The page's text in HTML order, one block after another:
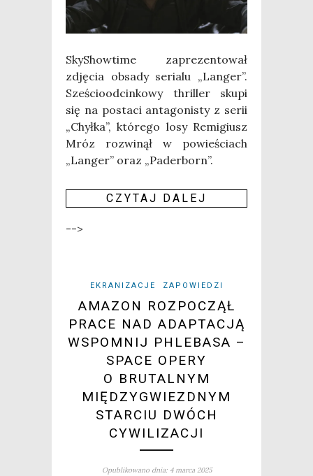
Sky­Show­ti­me zapre­zen­to­wał
zdję­cia obsa­dy seria­lu „Lan­ger”.
Sze­ścio­od­cin­ko­wy thril­ler sku­pi
się na posta­ci anta­go­ni­sty z serii
„Chył­ka”, któ­re­go losy Remi­giusz
Mróz roz­wi­nął w powie­ściach
„Lan­ger” oraz „Pader­born”.
CZY­TAJ DALEJ
-->
EKRANIZACJE ZAPOWIEDZI
AMAZON ROZPOCZĄŁ
PRACE NAD ADAPTACJĄ
WSPOMNIJ PHLEBASA –
SPACE OPERY
O BRUTALNYM
MIĘDZYGWIEZDNYM
STARCIU DWÓCH
CYWILIZACJI
Opublikowano dnia: 4 marca 2025